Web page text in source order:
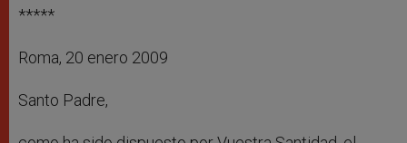
*****
Roma, 20 enero 2009
Santo Padre,